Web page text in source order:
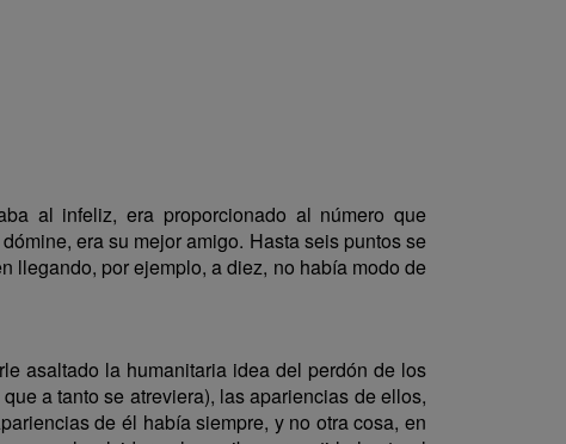
al infeliz, era proporcionado al número que
era su mejor amigo. Hasta seis puntos se
llegando, por ejemplo, a diez, no había modo de
asaltado la humanitaria idea del perdón de los
a tanto se atreviera), las apariencias de ellos,
de él había siempre, y no otra cosa, en